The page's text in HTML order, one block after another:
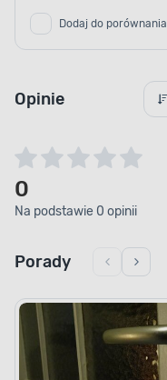
Dodaj do porównania
Opinie
0
Na podstawie 0 opinii
Porady